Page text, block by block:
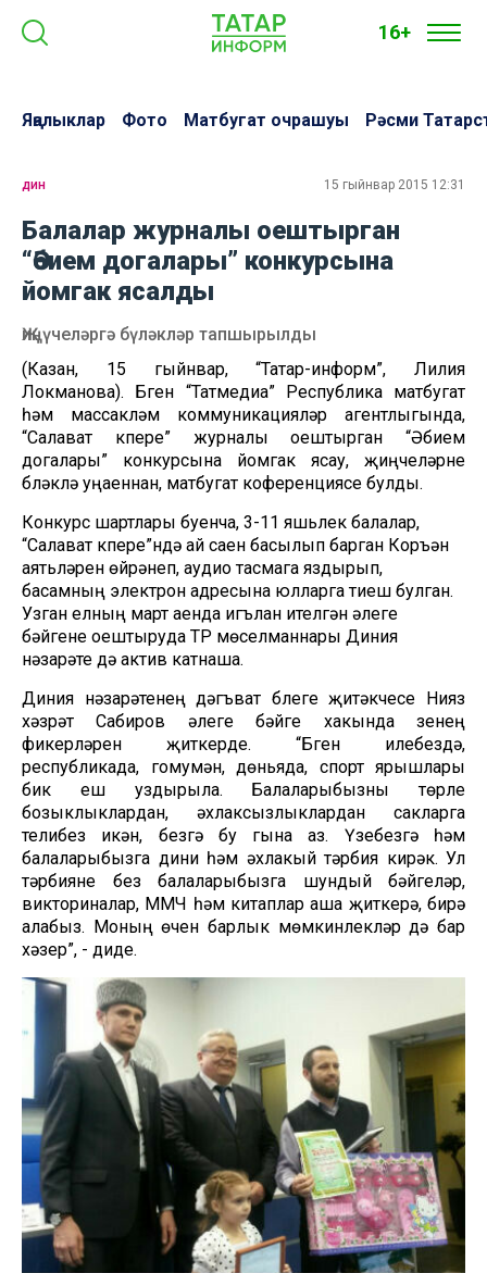
16+
Яңалыклар Фото Матбугат очрашуы Рәсми
дин 15 гыйнвар 2015 12:31
Балалар журналы оештырган
“Әбием догалары” конкурсына
йомгак ясалды
Җиңүчеләргә бүләкләр тапшырылды
(Казан, 15 гыйнвар, “Татар-информ”, Лилия
Локманова). Бүген “Татмедиа” Республика матбугат
һәм массакүләм коммуникацияләр агентлыгында,
“Салават күпере” журналы оештырган “Әбием
догалары” конкурсына йомгак ясау, җиңүчеләрне
бүләкләү уңаеннан, матбугат коференциясе булды.
Конкурс шартлары буенча, 3-11 яшьлек балалар,
“Салават күпере”ндә ай саен басылып барган Коръән
аятьләрен өйрәнеп, аудио тасмага яздырып,
басамның электрон адресына юлларга тиеш булган.
Узган елның март аенда игълан ителгән әлеге
бәйгене оештыруда ТР мөселманнары Диния
нәзарәте дә актив катнаша.
Диния нәзарәтенең дәгъват бүлеге җитәкчесе Нияз
хәзрәт Сабиров әлеге бәйге хакында үзенең
фикерләрен җиткерде. “Бүген илебездә,
республикада, гомумән, дөньяда, спорт ярышлары
бик еш уздырыла. Балаларыбызны төрле
бозыклыклардан, әхлаксызлыклардан сакларга
телибез икән, безгә бу гына аз. Үзебезгә һәм
балаларыбызга дини һәм әхлакый тәрбия кирәк. Ул
тәрбияне без балаларыбызга шундый бәйгеләр,
викториналар, ММЧ һәм китаплар аша җиткерә, бирә
алабыз. Моның өчен барлык мөмкинлекләр дә бар
хәзер”, - диде.